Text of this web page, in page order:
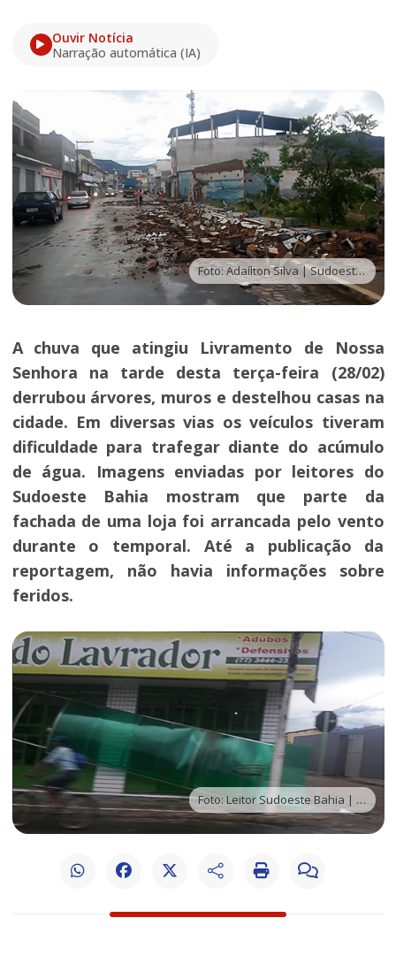
Ouvir Notícia
Narração automática (IA)
Foto: Adaílton Silva | Sudoeste Bahia
A chuva que atingiu Livramento de Nossa
Senhora na tarde desta terça-feira (28/02)
derrubou árvores, muros e destelhou casas na
cidade. Em diversas vias os veículos tiveram
dificuldade para trafegar diante do acúmulo
de água. Imagens enviadas por leitores do
Sudoeste Bahia mostram que parte da
fachada de uma loja foi arrancada pelo vento
durante o temporal. Até a publicação da
reportagem, não havia informações sobre
feridos.
Foto: Leitor Sudoeste Bahia | Via WhatsApp